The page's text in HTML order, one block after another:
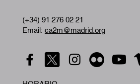
(+34) 91 276 02 21
Email: ca2m@madrid.org